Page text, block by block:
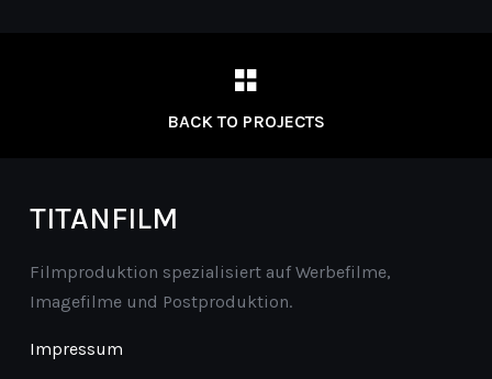
BACK TO PROJECTS
TITANFILM
Filmproduktion spezialisiert auf Werbefilme,
Imagefilme und Postproduktion.
Impressum